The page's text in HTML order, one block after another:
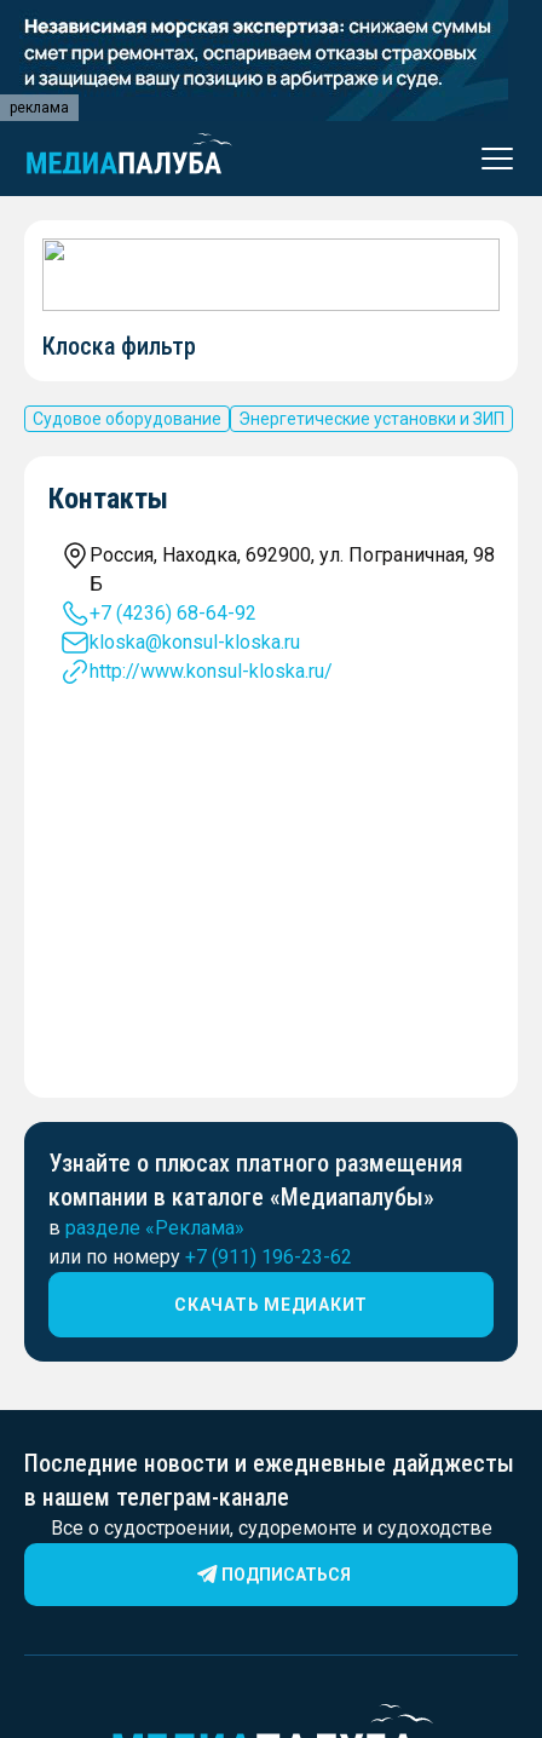
реклама
Клоска фильтр
Судовое оборудование Энергетические установки и ЗИП
Контакты
Россия, Находка, 692900, ул. Пограничная, 98
Б
+7 (4236) 68-64-92
kloska@konsul-kloska.ru
http://www.konsul-kloska.ru/
Узнайте о плюсах платного размещения
компании в каталоге «Медиапалубы»
в разделе «Реклама»
или по номеру +7 (911) 196-23-62
СКАЧАТЬ МЕДИАКИТ
Последние новости и ежедневные дайджесты
в нашем телеграм-канале
Все о судостроении, судоремонте и судоходстве
ПОДПИСАТЬСЯ